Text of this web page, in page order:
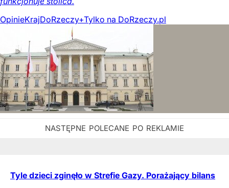
OpinieKrajDoRzeczy+Tylko na DoRzeczy.pl
Tyle dzieci zginęło w Strefie Gazy. Porażający bilans